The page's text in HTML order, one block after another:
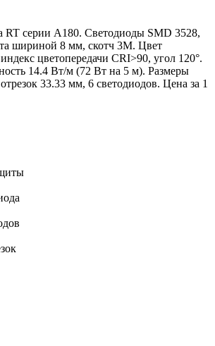
RT серии A180. Светодиоды SMD 3528,
шириной 8 мм, скотч 3M. Цвет
цветопередачи CRI>90, угол 120°.
14.4 Вт/м (72 Вт на 5 м). Размеры
33.33 мм, 6 светодиодов. Цена за 1